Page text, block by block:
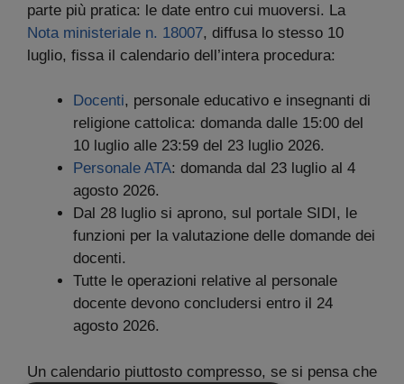
parte più pratica: le date entro cui muoversi. La
Nota ministeriale n. 18007, diffusa lo stesso 10
luglio, fissa il calendario dell’intera procedura:
Docenti, personale educativo e insegnanti di
religione cattolica: domanda dalle 15:00 del
10 luglio alle 23:59 del 23 luglio 2026.
Personale ATA: domanda dal 23 luglio al 4
agosto 2026.
Dal 28 luglio si aprono, sul portale SIDI, le
funzioni per la valutazione delle domande dei
docenti.
Tutte le operazioni relative al personale
docente devono concludersi entro il 24
agosto 2026.
Un calendario piuttosto compresso, se si pensa che